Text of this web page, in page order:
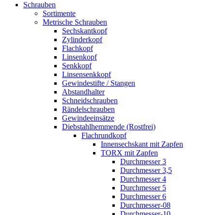
Schrauben
Sortimente
Metrische Schrauben
Sechskantkopf
Zylinderkopf
Flachkopf
Linsenkopf
Senkkopf
Linsensenkkopf
Gewindestifte / Stangen
Abstandhalter
Schneidschrauben
Rändelschrauben
Gewindeeinsätze
Diebstahlhemmende (Rostfrei)
Flachrundkopf
Innensechskant mit Zapfen
TORX mit Zapfen
Durchmesser 3
Durchmesser 3,5
Durchmesser 4
Durchmesser 5
Durchmesser 6
Durchmesser-08